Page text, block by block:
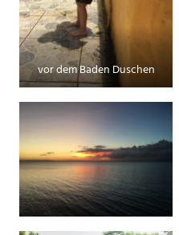
vor dem Baden Duschen